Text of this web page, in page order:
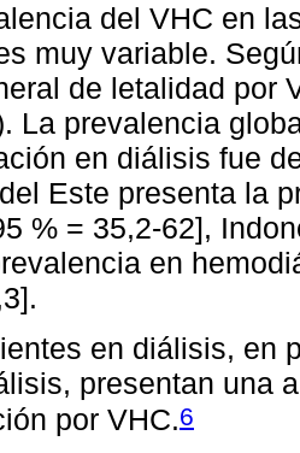
del VHC en
muy variable.
de letalidad por
La prevalencia
en diálisis fue
Este presenta la
% = 35,2-62],
en
en diálisis, en
presentan una
por VHC.6